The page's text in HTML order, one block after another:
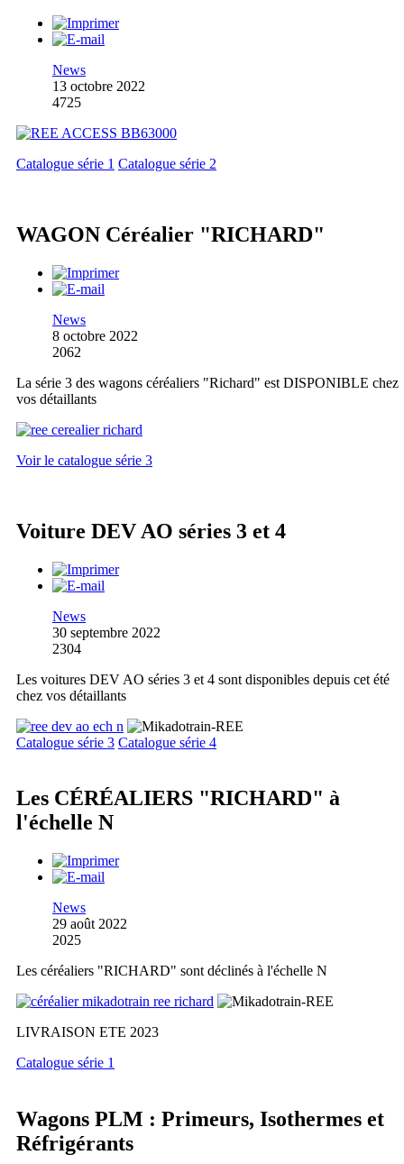
News
13 octobre 2022
4725
Catalogue série 1 Catalogue série 2
WAGON Céréalier "RICHARD"
News
8 octobre 2022
2062
La série 3 des wagons céréaliers "Richard" est DISPONIBLE chez
vos détaillants
Voir le catalogue série 3
Voiture DEV AO séries 3 et 4
News
30 septembre 2022
2304
Les voitures DEV AO séries 3 et 4 sont disponibles depuis cet été
chez vos détaillants
Catalogue série 3 Catalogue série 4
Les CÉRÉALIERS "RICHARD" à
l'échelle N
News
29 août 2022
2025
Les céréaliers "RICHARD" sont déclinés à l'échelle N
LIVRAISON ETE 2023
Catalogue série 1
Wagons PLM : Primeurs, Isothermes et
Réfrigérants